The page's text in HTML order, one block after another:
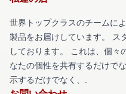
世界トップクラスのチームに
製品をお届けしています。 ス
しております。 これは、個々
なたの個性を共有するだけで
示するだけでなく、.